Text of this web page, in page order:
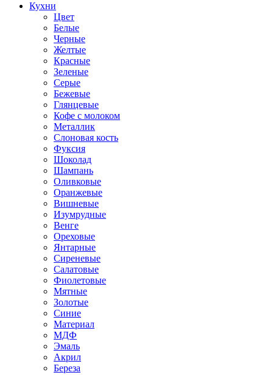
Кухни
Цвет
Белые
Черные
Желтые
Красные
Зеленые
Серые
Бежевые
Глянцевые
Кофе с молоком
Металлик
Слоновая кость
Фуксия
Шоколад
Шампань
Оливковые
Оранжевые
Вишневые
Изумрудные
Венге
Ореховые
Янтарные
Сиреневые
Салатовые
Фиолетовые
Мятные
Золотые
Синие
Материал
МДФ
Эмаль
Акрил
Береза